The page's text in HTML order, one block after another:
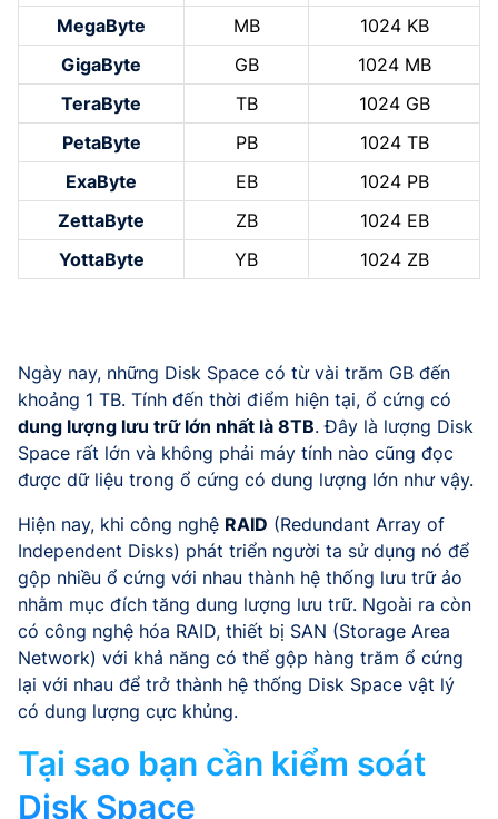
MegaByte
MB
1024 KB
GigaByte
GB
1024 MB
TeraByte
TB
1024 GB
PetaByte
PB
1024 TB
ExaByte
EB
1024 PB
ZettaByte
ZB
1024 EB
YottaByte
YB 1024 ZB
Ngày nay, những Disk Space có từ vài trăm GB đến
khoảng 1 TB. Tính đến thời điểm hiện tại, ổ cứng có
dung lượng lưu trữ lớn nhất là 8TB. Đây là lượng Disk
Space rất lớn và không phải máy tính nào cũng đọc
được dữ liệu trong ổ cứng có dung lượng lớn như vậy.
Hiện nay, khi công nghệ RAID (Redundant Array of
Independent Disks) phát triển người ta sử dụng nó để
gộp nhiều ổ cứng với nhau thành hệ thống lưu trữ ảo
nhằm mục đích tăng dung lượng lưu trữ. Ngoài ra còn
có công nghệ hóa RAID, thiết bị SAN (Storage Area
Network) với khả năng có thể gộp hàng trăm ổ cứng
lại với nhau để trở thành hệ thống Disk Space vật lý
có dung lượng cực khủng.
Tại sao bạn cần kiểm soát
Disk Space